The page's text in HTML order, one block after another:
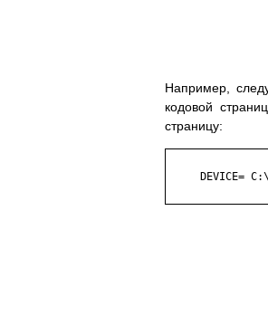
Например,
кодовой
страницу:
DEVICE=